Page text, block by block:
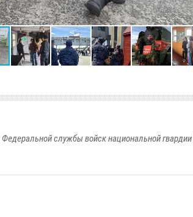
службы войск национальной